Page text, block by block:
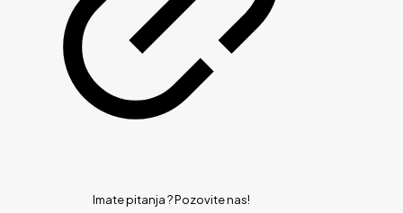
Imate pitanja ?Pozovite nas!